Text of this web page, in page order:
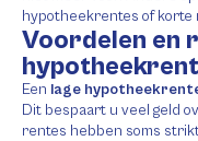
hypotheekrentes of korte
Voordelen en
Een lage
Dit bespaart u veel geld
rentes hebben soms